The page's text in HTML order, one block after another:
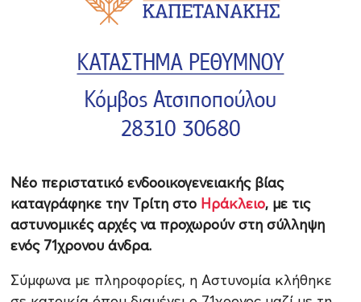
Νέο περιστατικό ενδοοικογενειακής βίας
καταγράφηκε την Τρίτη στο Ηράκλειο, με τις
αστυνομικές αρχές να προχωρούν στη σύλληψη
ενός 71χρονου άνδρα.
Σύμφωνα με πληροφορίες, η Αστυνομία κλήθηκε